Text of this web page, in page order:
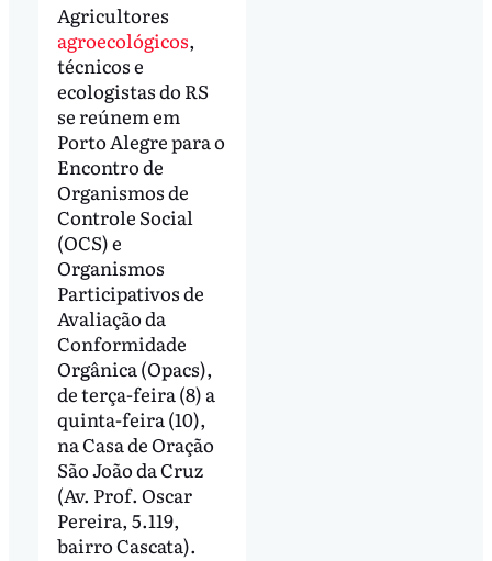
Agricultores
agroecológicos,
técnicos e
ecologistas do RS
se reúnem em
Porto Alegre para o
Encontro de
Organismos de
Controle Social
(OCS) e
Organismos
Participativos de
Avaliação da
Conformidade
Orgânica (Opacs),
de terça-feira (8) a
quinta-feira (10),
na Casa de Oração
São João da Cruz
(Av. Prof. Oscar
Pereira, 5.119,
bairro Cascata).